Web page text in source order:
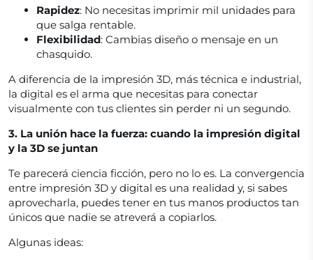
Rapidez: No necesitas imprimir mil unidades para
que salga rentable.
Flexibilidad: Cambias diseño o mensaje en un
chasquido.
A diferencia de la impresión 3D, más técnica e industrial,
la digital es el arma que necesitas para conectar
visualmente con tus clientes sin perder ni un segundo.
3. La unión hace la fuerza: cuando la impresión digital
y la 3D se juntan
Te parecerá ciencia ficción, pero no lo es. La convergencia
entre impresión 3D y digital es una realidad y, si sabes
aprovecharla, puedes tener en tus manos productos tan
únicos que nadie se atreverá a copiarlos.
Algunas ideas: